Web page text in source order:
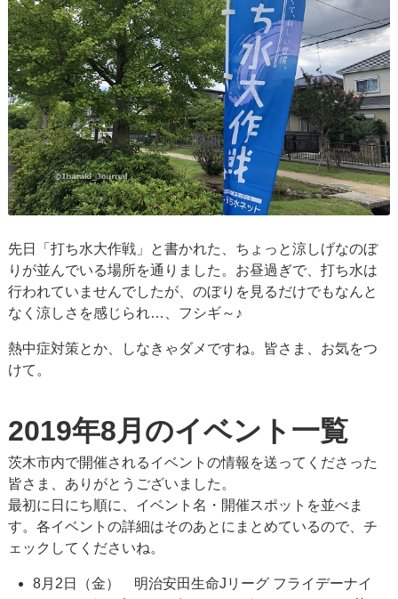
先日「打ち水大作戦」と書かれた、ちょっと涼しげなのぼ
りが並んでいる場所を通りました。お昼過ぎで、打ち水は
行われていませんでしたが、のぼりを見るだけでもなんと
なく涼しさを感じられ…、フシギ～♪
熱中症対策とか、しなきゃダメですね。皆さま、お気をつ
けて。
2019年8月のイベント一覧
茨木市内で開催されるイベントの情報を送ってくださった
皆さま、ありがとうございました。
最初に日にち順に、イベント名・開催スポットを並べま
す。各イベントの詳細はそのあとにまとめているので、チ
ェックしてくださいね。
8月2日（金） 明治安田生命Jリーグ フライデーナイ